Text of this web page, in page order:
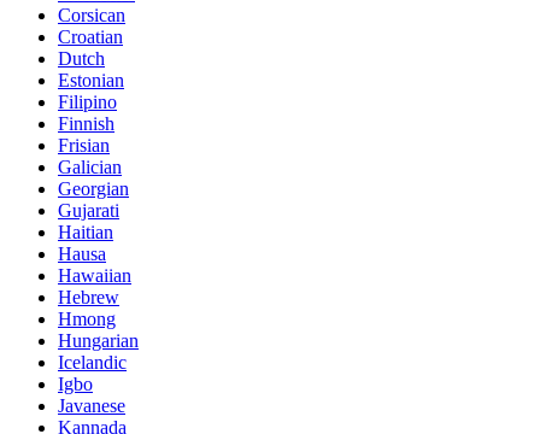
Corsican
Croatian
Dutch
Estonian
Filipino
Finnish
Frisian
Galician
Georgian
Gujarati
Haitian
Hausa
Hawaiian
Hebrew
Hmong
Hungarian
Icelandic
Igbo
Javanese
Kannada